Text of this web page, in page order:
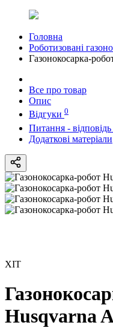
Головна
Роботизовані
Газонокосарка-
Все про товар
Опис
Відгуки 0
Питання - відповідь
Додаткові матеріали
ХІТ
Husqvarna